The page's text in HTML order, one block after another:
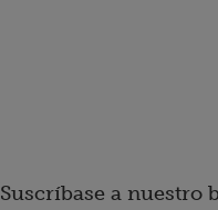
Suscríbase a nuestro